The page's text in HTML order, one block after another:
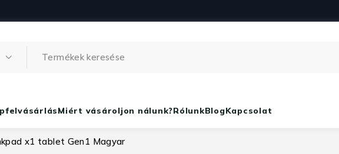
Miért vásároljon nálunk?RólunkBlogKapcsolat
x1 tablet Gen1 Magyar